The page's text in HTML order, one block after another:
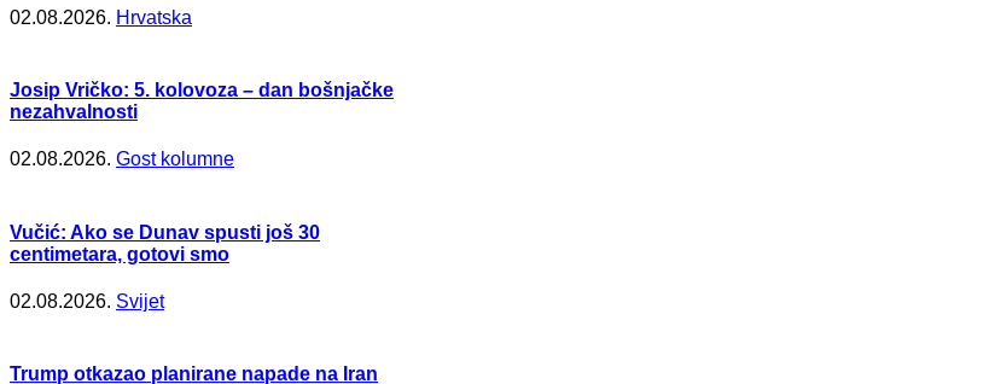
02.08.2026. Hrvatska
Josip Vričko: 5. kolovoza – dan bošnjačke
nezahvalnosti
02.08.2026. Gost kolumne
Vučić: Ako se Dunav spusti još 30
centimetara, gotovi smo
02.08.2026. Svijet
Trump otkazao planirane napade na Iran